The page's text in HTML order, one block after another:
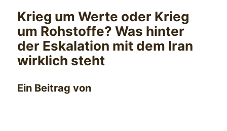
Krieg um Werte oder Krieg
um Rohstoffe? Was hinter
der Eskalation mit dem Iran
wirklich steht
Ein Beitrag von